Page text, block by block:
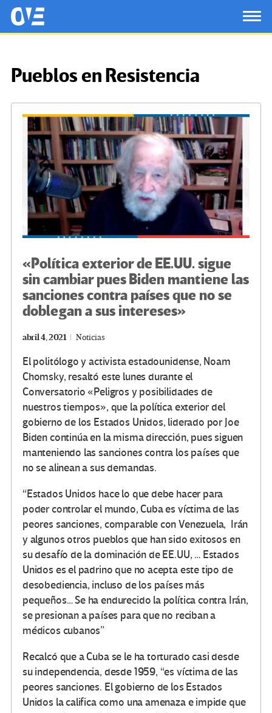
Saltar al contenido principal
OtrasVocesenEducacion.org
Pueblos en Resistencia
«Política exterior de EE.UU. sigue
sin cambiar pues Biden mantiene las
sanciones contra países que no se
doblegan a sus intereses»
abril 4, 2021 Noticias
El politólogo y activista estadounidense, Noam
Chomsky, resaltó este lunes durante el
Conversatorio «Peligros y posibilidades de
nuestros tiempos», que la política exterior del
gobierno de los Estados Unidos, liderado por Joe
Biden continúa en la misma dirección, pues siguen
manteniendo las sanciones contra los países que
no se alinean a sus demandas.
“Estados Unidos hace lo que debe hacer para
poder controlar el mundo, Cuba es víctima de las
peores sanciones, comparable con Venezuela, Irán
y algunos otros pueblos que han sido exitosos en
su desafío de la dominación de EE.UU, … Estados
Unidos es el padrino que no acepta este tipo de
desobediencia, incluso de los países más
pequeños… Se ha endurecido la política contra Irán,
se presionan a países para que no reciban a
médicos cubanos”
Recalcó que a Cuba se le ha torturado casi desde
su independencia, desde 1959, “es víctima de las
peores sanciones. El gobierno de los Estados
Unidos la califica como una amenaza e impide que